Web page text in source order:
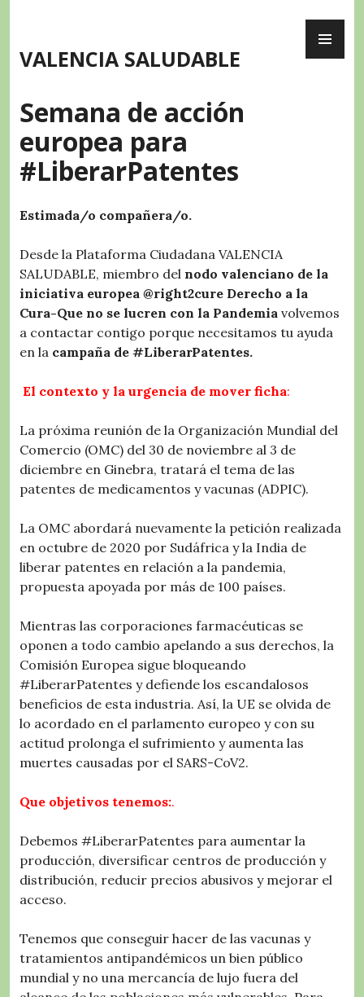
content
VALENCIA SALUDABLE
Semana de acción
europea para
#LiberarPatentes
Estimada/o compañera/o.
Desde la Plataforma Ciudadana VALENCIA
SALUDABLE, miembro del nodo valenciano de la
iniciativa europea @right2cure Derecho a la
Cura-Que no se lucren con la Pandemia volvemos
a contactar contigo porque necesitamos tu ayuda
en la campaña de #LiberarPatentes.
El contexto y la urgencia de mover ficha:
La próxima reunión de la Organización Mundial del
Comercio (OMC) del 30 de noviembre al 3 de
diciembre en Ginebra, tratará el tema de las
patentes de medicamentos y vacunas (ADPIC).
La OMC abordará nuevamente la petición realizada
en octubre de 2020 por Sudáfrica y la India de
liberar patentes en relación a la pandemia,
propuesta apoyada por más de 100 países.
Mientras las corporaciones farmacéuticas se
oponen a todo cambio apelando a sus derechos, la
Comisión Europea sigue bloqueando
#LiberarPatentes y defiende los escandalosos
beneficios de esta industria. Así, la UE se olvida de
lo acordado en el parlamento europeo y con su
actitud prolonga el sufrimiento y aumenta las
muertes causadas por el SARS-CoV2.
Que objetivos tenemos:.
Debemos #LiberarPatentes para aumentar la
producción, diversificar centros de producción y
distribución, reducir precios abusivos y mejorar el
acceso.
Tenemos que conseguir hacer de las vacunas y
tratamientos antipandémicos un bien público
mundial y no una mercancía de lujo fuera del